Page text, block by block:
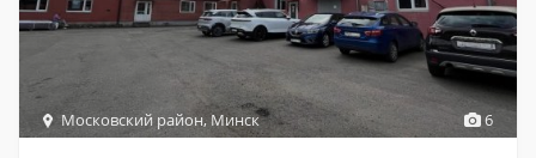
6
Московский район,Минск